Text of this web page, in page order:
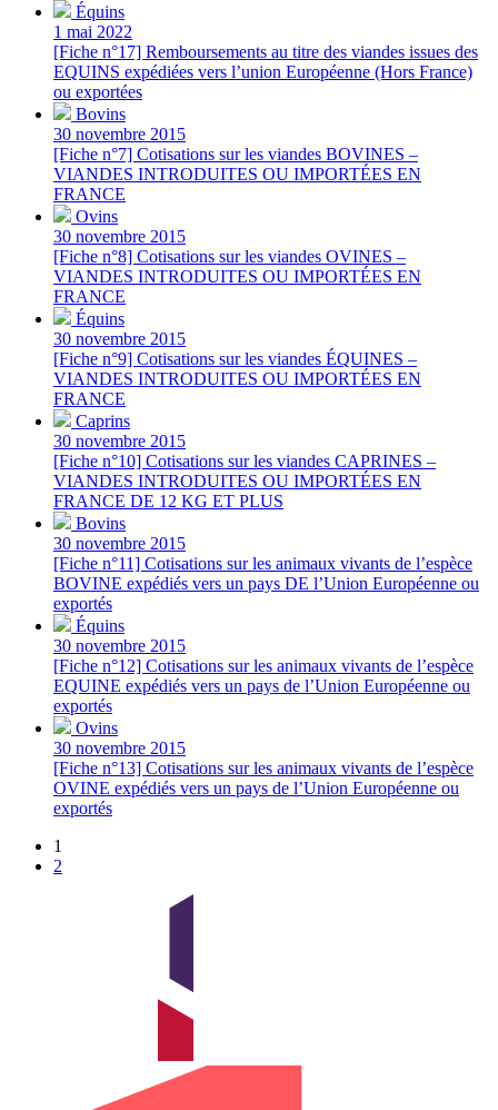
Équins
1 mai 2022
[Fiche n°17] Remboursements au titre des viandes issues des
EQUINS expédiées vers l’union Européenne (Hors France)
ou exportées
Bovins
30 novembre 2015
[Fiche n°7] Cotisations sur les viandes BOVINES –
VIANDES INTRODUITES OU IMPORTÉES EN
FRANCE
Ovins
30 novembre 2015
[Fiche n°8] Cotisations sur les viandes OVINES –
VIANDES INTRODUITES OU IMPORTÉES EN
FRANCE
Équins
30 novembre 2015
[Fiche n°9] Cotisations sur les viandes ÉQUINES –
VIANDES INTRODUITES OU IMPORTÉES EN
FRANCE
Caprins
30 novembre 2015
[Fiche n°10] Cotisations sur les viandes CAPRINES –
VIANDES INTRODUITES OU IMPORTÉES EN
FRANCE DE 12 KG ET PLUS
Bovins
30 novembre 2015
[Fiche n°11] Cotisations sur les animaux vivants de l’espèce
BOVINE expédiés vers un pays DE l’Union Européenne ou
exportés
Équins
30 novembre 2015
[Fiche n°12] Cotisations sur les animaux vivants de l’espèce
EQUINE expédiés vers un pays de l’Union Européenne ou
exportés
Ovins
30 novembre 2015
[Fiche n°13] Cotisations sur les animaux vivants de l’espèce
OVINE expédiés vers un pays de l’Union Européenne ou
exportés
1
2